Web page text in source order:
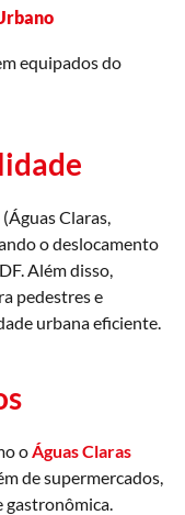
equipados do
Claras,
o deslocamento
Além disso,
pedestres e
urbana eficiente.
o Águas Claras
de supermercados,
gastronômica.